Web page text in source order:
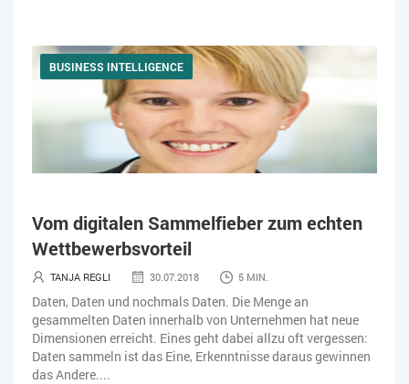
BUSINESS INTELLIGENCE
Vom digitalen Sammelfieber zum echten
Wettbewerbsvorteil
TANJA REGLI 30.07.2018 5 MIN.
Daten, Daten und nochmals Daten. Die Menge an
gesammelten Daten innerhalb von Unternehmen hat neue
Dimensionen erreicht. Eines geht dabei allzu oft vergessen:
Daten sammeln ist das Eine, Erkenntnisse daraus gewinnen
das Andere....